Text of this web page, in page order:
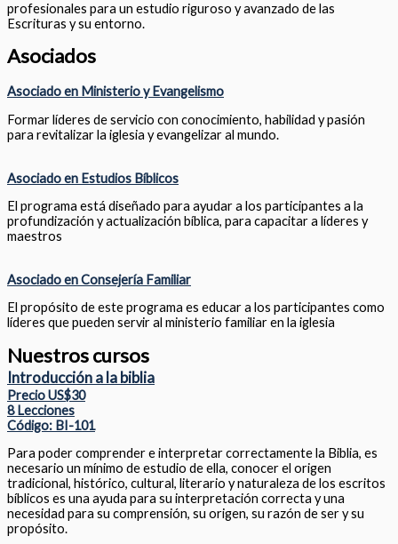
profesionales para un estudio riguroso y avanzado de las
Escrituras y su entorno.
Asociados
Asociado en Ministerio y Evangelismo
Formar líderes de servicio con conocimiento, habilidad y pasión
para revitalizar la iglesia y evangelizar al mundo.
Asociado en Estudios Bíblicos
El programa está diseñado para ayudar a los participantes a la
profundización y actualización bíblica, para capacitar a líderes y
maestros
Asociado en Consejería Familiar
El propósito de este programa es educar a los participantes como
líderes que pueden servir al ministerio familiar en la iglesia
Nuestros cursos
Introducción a la biblia
Precio US$30
8 Lecciones
Código: BI-101
Para poder comprender e interpretar correctamente la Biblia, es
necesario un mínimo de estudio de ella, conocer el origen
tradicional, histórico, cultural, literario y naturaleza de los escritos
bíblicos es una ayuda para su interpretación correcta y una
necesidad para su comprensión, su origen, su razón de ser y su
propósito.